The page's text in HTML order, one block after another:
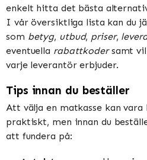
enkelt hitta det bästa
I vår översiktliga lista kan du
som betyg, utbud, priser,
eventuella rabattkodersamt
varje leverantör erbjuder.
Tips innan du beställer
Att välja en matkasse kan
praktiskt, men innan du
att fundera på: